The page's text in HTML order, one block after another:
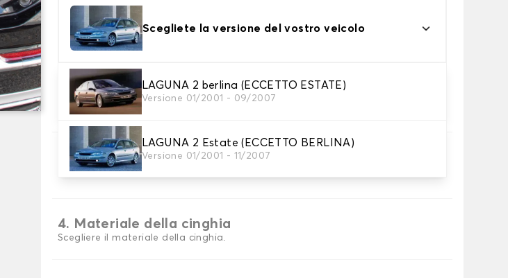
Scegliete la versione del vostro veicolo
LAGUNA 2 berlina (ECCETTO ESTATE)
Versione 01/2001 - 09/2007
LAGUNA 2 Estate (ECCETTO BERLINA)
Versione 01/2001 - 11/2007
2. Materiale
scegli il materiale del tappetini per baule
3. Colori dei tappetini
Scegli il materiale del tappetino baule.
4. Materiale della cinghia
Scegliere il materiale della cinghia.